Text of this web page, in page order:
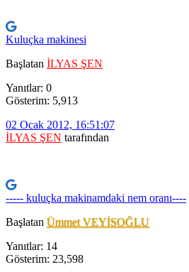
Kuluçka makinesi
Başlatan İLYAS ŞEN
Yanıtlar: 0
Gösterim: 5,913
02 Ocak 2012, 16:51:07
İLYAS ŞEN tarafından
----- kuluçka makinamdaki nem oranı----
Başlatan Ümmet VEYİSOĞLU
Yanıtlar: 14
Gösterim: 23,598